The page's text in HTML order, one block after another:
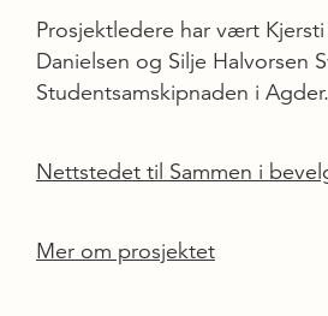
Prosjektledere har vært
Danielsen og Silje Halvorsen
Studentsamskipnaden i Agder.
Nettstedet til Sammen i
Mer om prosjektet